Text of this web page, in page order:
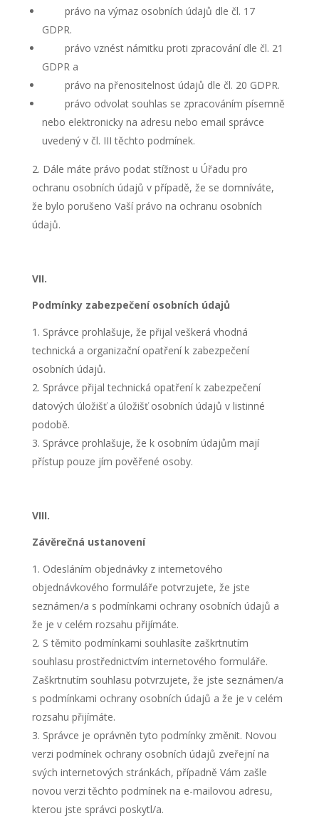
právo na výmaz osobních údajů dle čl. 17
GDPR.
právo vznést námitku proti zpracování dle čl. 21
GDPR a
právo na přenositelnost údajů dle čl. 20 GDPR.
právo odvolat souhlas se zpracováním písemně
nebo elektronicky na adresu nebo email správce
uvedený v čl. III těchto podmínek.
Dále máte právo podat stížnost u Úřadu pro
ochranu osobních údajů v případě, že se domníváte,
že bylo porušeno Vaší právo na ochranu osobních
údajů.
VII.
Podmínky zabezpečení osobních údajů
Správce prohlašuje, že přijal veškerá vhodná
technická a organizační opatření k zabezpečení
osobních údajů.
Správce přijal technická opatření k zabezpečení
datových úložišť a úložišť osobních údajů v listinné
podobě.
Správce prohlašuje, že k osobním údajům mají
přístup pouze jím pověřené osoby.
VIII.
Závěrečná ustanovení
Odesláním objednávky z internetového
objednávkového formuláře potvrzujete, že jste
seznámen/a s podmínkami ochrany osobních údajů a
že je v celém rozsahu přijímáte.
S těmito podmínkami souhlasíte zaškrtnutím
souhlasu prostřednictvím internetového formuláře.
Zaškrtnutím souhlasu potvrzujete, že jste seznámen/a
s podmínkami ochrany osobních údajů a že je v celém
rozsahu přijímáte.
Správce je oprávněn tyto podmínky změnit. Novou
verzi podmínek ochrany osobních údajů zveřejní na
svých internetových stránkách, případně Vám zašle
novou verzi těchto podmínek na e-mailovou adresu,
kterou jste správci poskytl/a.